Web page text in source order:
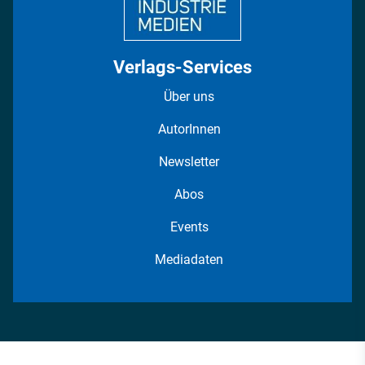
Verlags-Services
Über uns
AutorInnen
Newsletter
Abos
Events
Mediadaten